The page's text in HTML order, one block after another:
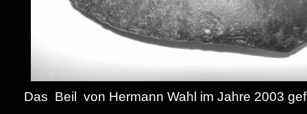
Das Beil von Hermann Wahl im Jahre 2003